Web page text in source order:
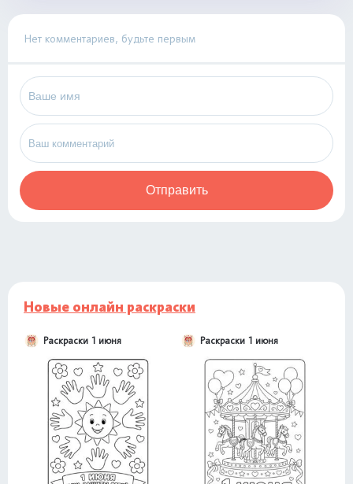
Нет комментариев, будьте первым
Отправить
Новые онлайн раскраски
Раскраски 1 июня Раскраски 1 июня